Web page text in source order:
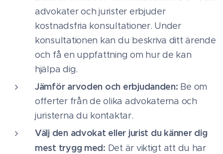
advokater och jurister erbjuder
kostnadsfria konsultationer. Under
konsultationen kan du beskriva ditt ärende
och få en uppfattning om hur de kan
hjälpa dig.
Jämför arvoden och erbjudanden: Be om
offerter från de olika advokaterna och
juristerna du kontaktar.
Välj den advokat eller jurist du känner dig
mest trygg med: Det är viktigt att du har